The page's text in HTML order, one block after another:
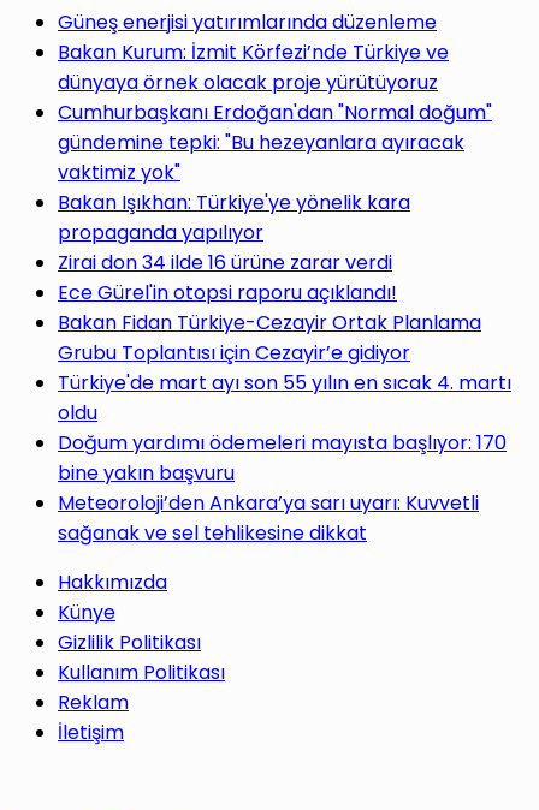
yap
...
Güneş enerjisi yatırımlarında düzenleme
Bakan Kurum: İzmit Körfezi’nde Türkiye ve
dünyaya örnek olacak proje yürütüyoruz
Cumhurbaşkanı Erdoğan'dan "Normal doğum"
gündemine tepki: "Bu hezeyanlara ayıracak
vaktimiz yok"
Bakan Işıkhan: Türkiye'ye yönelik kara
propaganda yapılıyor
Zirai don 34 ilde 16 ürüne zarar verdi
Ece Gürel'in otopsi raporu açıklandı!
Bakan Fidan Türkiye-Cezayir Ortak Planlama
Grubu Toplantısı için Cezayir’e gidiyor
Türkiye'de mart ayı son 55 yılın en sıcak 4. martı
oldu
Doğum yardımı ödemeleri mayısta başlıyor: 170
bine yakın başvuru
Meteoroloji’den Ankara’ya sarı uyarı: Kuvvetli
sağanak ve sel tehlikesine dikkat
Hakkımızda
Künye
Gizlilik Politikası
Kullanım Politikası
Reklam
İletişim